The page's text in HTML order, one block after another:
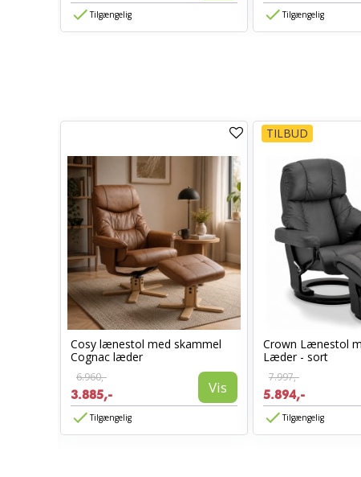
Tilgængelig Tilgængelig
Cosy lænestol med skammel
Cognac læder
6.960,-
3.885,- Vis
Tilgængelig
TILBUD
Crown Lænestol
Læder - sort
7.997,-
5.894,-
Tilgængelig